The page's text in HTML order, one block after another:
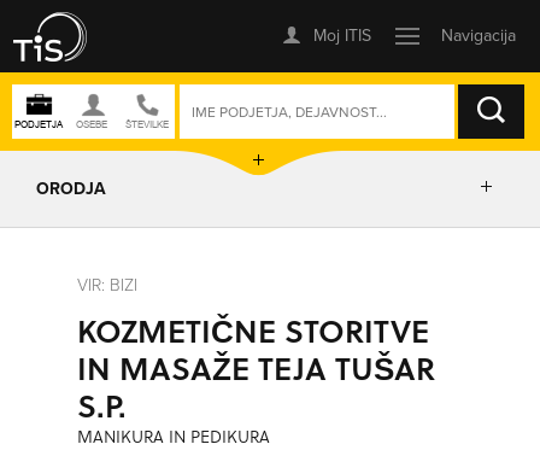
ISKANJE
ORODJA
IZRIŠI POT
POŠLJI SMS
VIR: BIZI
KOZMETIČNE STORITVE
IN MASAŽE TEJA TUŠAR
S.P.
MANIKURA IN PEDIKURA